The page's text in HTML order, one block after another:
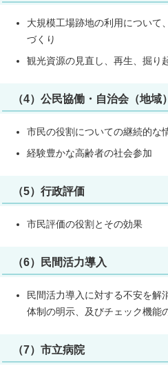
大規模工場跡地の利用について
づくり
観光資源の見直し、再生、掘り
（4）公民協働・自治会（地域
市民の役割についての継続的な
経験豊かな高齢者の社会参加
（5）行政評価
市民評価の役割とその効果
（6）民間活力導入
民間活力導入に対する不安を解
体制の明示、及びチェック機能
（7）市立病院